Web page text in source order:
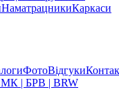
НаматрацникиКаркаси
ФотоВідгуки
| БРВ | BRW